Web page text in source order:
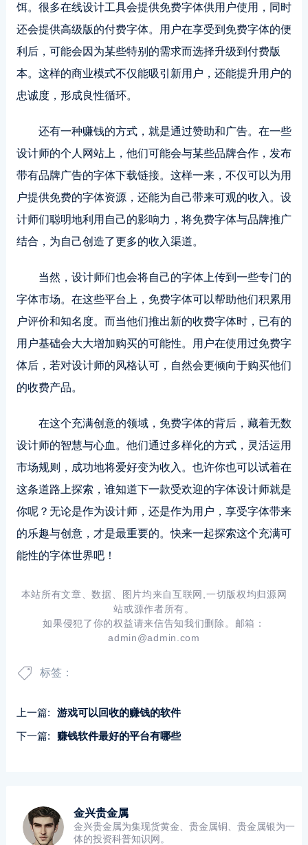
饵。很多在线设计工具会提供免费字体供用户使用，同时
还会提供高级版的付费字体。用户在享受到免费字体的便
利后，可能会因为某些特别的需求而选择升级到付费版
本。这样的商业模式不仅能吸引新用户，还能提升用户的
忠诚度，形成良性循环。
还有一种赚钱的方式，就是通过赞助和广告。在一些
设计师的个人网站上，他们可能会与某些品牌合作，发布
带有品牌广告的字体下载链接。这样一来，不仅可以为用
户提供免费的字体资源，还能为自己带来可观的收入。设
计师们聪明地利用自己的影响力，将免费字体与品牌推广
结合，为自己创造了更多的收入渠道。
当然，设计师们也会将自己的字体上传到一些专门的
字体市场。在这些平台上，免费字体可以帮助他们积累用
户评价和知名度。而当他们推出新的收费字体时，已有的
用户基础会大大增加购买的可能性。用户在使用过免费字
体后，若对设计师的风格认可，自然会更倾向于购买他们
的收费产品。
在这个充满创意的领域，免费字体的背后，藏着无数
设计师的智慧与心血。他们通过多样化的方式，灵活运用
市场规则，成功地将爱好变为收入。也许你也可以试着在
这条道路上探索，谁知道下一款受欢迎的字体设计师就是
你呢？无论是作为设计师，还是作为用户，享受字体带来
的乐趣与创意，才是最重要的。快来一起探索这个充满可
能性的字体世界吧！
本站所有文章、数据、图片均来自互联网,一切版权均归源网
站或源作者所有。
如果侵犯了你的权益请来信告知我们删除。邮箱：
admin@admin.com
标签：
上一篇:
游戏可以回收的赚钱的软件
下一篇:
赚钱软件最好的平台有哪些
金兴贵金属
金兴贵金属为集现货黄金、贵金属铜、贵金属银为一
体的投资科普知识网。